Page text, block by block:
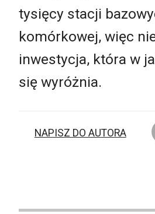
tysięcy stacji
komórkowej, więc
inwestycja, która w
się wyróżnia.
NAPISZ DO AUTORA